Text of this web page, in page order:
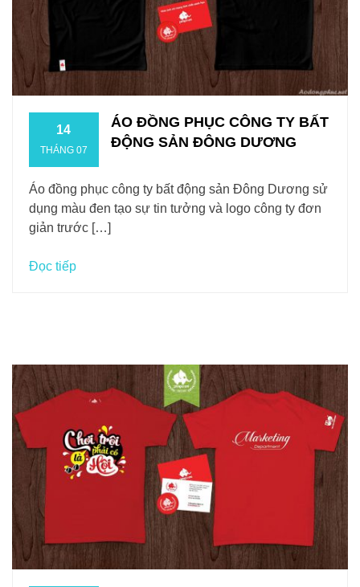
14
THÁNG 07
ÁO ĐỒNG PHỤC CÔNG TY BẤT
ĐỘNG SẢN ĐÔNG DƯƠNG
Áo đồng phục công ty bất động sản Đông Dương sử
dụng màu đen tạo sự tin tưởng và logo công ty đơn
giản trước […]
Đọc tiếp